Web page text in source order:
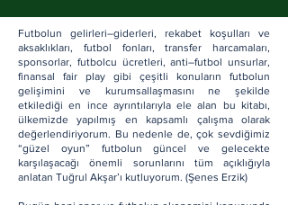
Futbolun gelirleri–giderleri, rekabet koşulları ve
aksaklıkları, futbol fonları, transfer harcamaları,
sponsorlar, futbolcu ücretleri, anti–futbol unsurlar,
finansal fair play gibi çeşitli konuların futbolun
gelişimini ve kurumsallaşmasını ne şekilde
etkilediği en ince ayrıntılarıyla ele alan bu kitabı,
ülkemizde yapılmış en kapsamlı çalışma olarak
değerlendiriyorum. Bu nedenle de, çok sevdiğimiz
“güzel oyun” futbolun güncel ve gelecekte
karşılaşacağı önemli sorunlarını tüm açıklığıyla
anlatan Tuğrul Akşar’ı kutluyorum. (Şenes Erzik)